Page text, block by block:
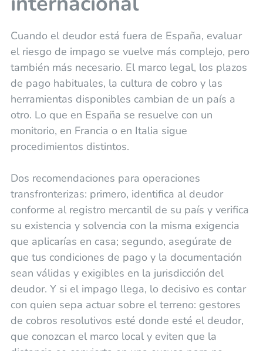
Cuando el deudor está fuera de España, evaluar
el riesgo de impago se vuelve más complejo, pero
también más necesario. El marco legal, los plazos
de pago habituales, la cultura de cobro y las
herramientas disponibles cambian de un país a
otro. Lo que en España se resuelve con un
monitorio, en Francia o en Italia sigue
procedimientos distintos.
Dos recomendaciones para operaciones
transfronterizas: primero, identifica al deudor
conforme al registro mercantil de su país y verifica
su existencia y solvencia con la misma exigencia
que aplicarías en casa; segundo, asegúrate de
que tus condiciones de pago y la documentación
sean válidas y exigibles en la jurisdicción del
deudor. Y si el impago llega, lo decisivo es contar
con quien sepa actuar sobre el terreno: gestores
de cobros resolutivos esté donde esté el deudor,
que conozcan el marco local y eviten que la